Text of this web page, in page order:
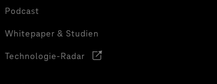
Podcast
Whitepaper & Studien
Technologie-Radar